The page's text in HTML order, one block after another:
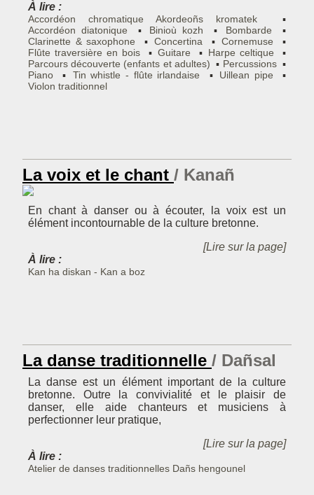
À lire :
Accordéon chromatique Akordeoñs kromatek
Accordéon diatonique
Binioù kozh
Bombarde
Clarinette & saxophone
Concertina
Cornemuse
Flûte traversière en bois
Guitare
Harpe celtique
Parcours découverte (enfants et adultes)
Percussions
Piano
Tin whistle - flûte irlandaise
Uillean pipe
Violon traditionnel
La voix et le chant Kanañ
En chant à danser ou à écouter, la voix est un
élément incontournable de la culture bretonne.
[Lire sur la page]
À lire :
Kan ha diskan - Kan a boz
La danse traditionnelle Dañsal
La danse est un élément important de la culture
bretonne. Outre la convivialité et le plaisir de
danser, elle aide chanteurs et musiciens à
perfectionner leur pratique,
[Lire sur la page]
À lire :
Atelier de danses traditionnelles Dañs hengounel